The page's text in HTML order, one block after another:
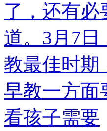
了，还有必
道。3月7
教最佳时期
早教一方面
看孩子需要